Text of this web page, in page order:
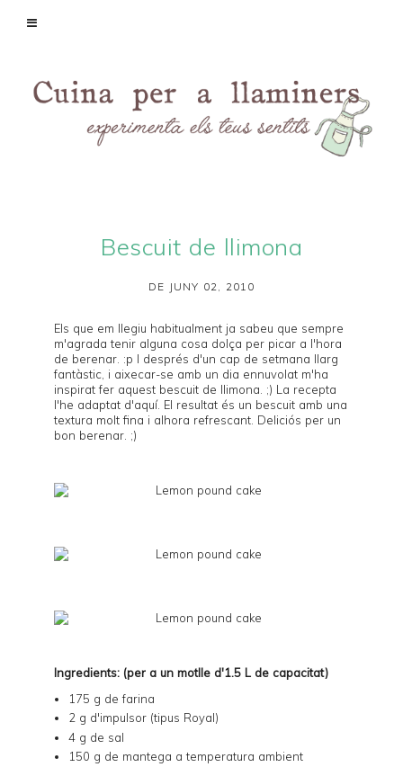
Bescuit de llimona
DE JUNY 02, 2010
Els que em llegiu habitualment ja sabeu que sempre
m'agrada tenir alguna cosa dolça per picar a l'hora
de berenar. :p I després d'un cap de setmana llarg
fantàstic, i aixecar-se amb un dia ennuvolat m'ha
inspirat fer aquest bescuit de llimona. ;) La recepta
l'he adaptat d'aquí. El resultat és un bescuit amb una
textura molt fina i alhora refrescant. Deliciós per un
bon berenar. ;)
Ingredients: (per a un motlle d'1.5 L de capacitat)
175 g de farina
2 g d'impulsor (tipus Royal)
4 g de sal
150 g de mantega a temperatura ambient